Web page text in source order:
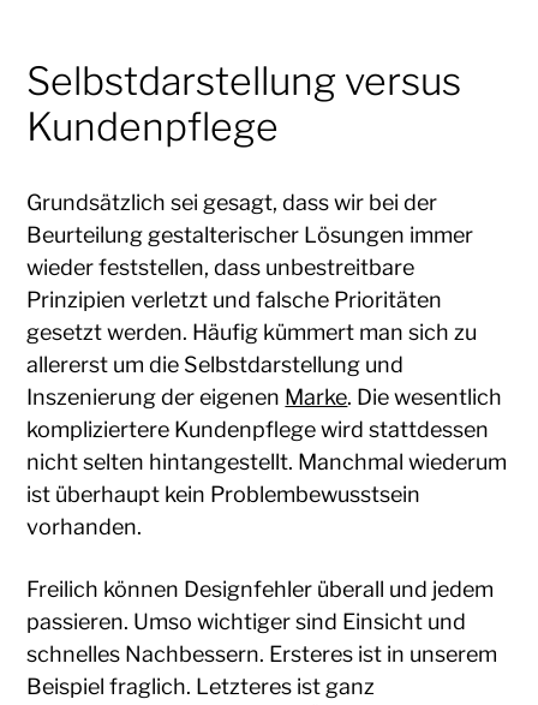
Selbstdarstellung versus
Kundenpflege
Grundsätzlich sei gesagt, dass wir bei der
Beurteilung gestalterischer Lösungen immer
wieder feststellen, dass unbestreitbare
Prinzipien verletzt und falsche Prioritäten
gesetzt werden. Häufig kümmert man sich zu
allererst um die Selbstdarstellung und
Inszenierung der eigenen Marke. Die wesentlich
kompliziertere Kundenpflege wird stattdessen
nicht selten hintangestellt. Manchmal wiederum
ist überhaupt kein Problembewusstsein
vorhanden.
Freilich können Designfehler überall und jedem
passieren. Umso wichtiger sind Einsicht und
schnelles Nachbessern. Ersteres ist in unserem
Beispiel fraglich. Letzteres ist ganz